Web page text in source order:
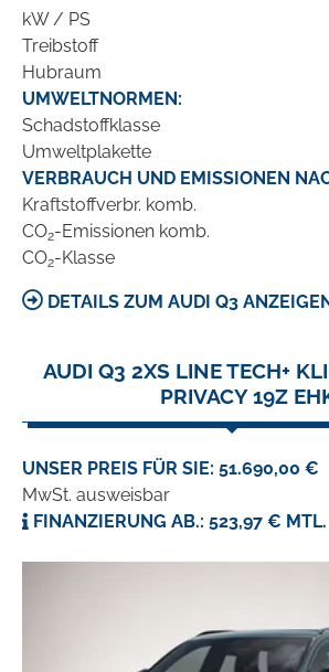
kW / PS
Treibstoff
Hubraum
UMWELTNORMEN:
Schadstoffklasse
Umweltplakette
VERBRAUCH UND EMISSIONEN
Kraftstoffverbr. komb.
CO2-Emissionen komb.
CO2-Klasse
DETAILS ZUM AUDI Q3 ANZEIGEN
AUDI Q3 2XS LINE TECH+
PRIVACY 19Z
UNSER PREIS FÜR SIE: 51.690,00 €
MwSt. ausweisbar
FINANZIERUNG AB.: 523,97 € MTL.